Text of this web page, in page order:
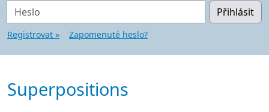
Heslo Přihlásit
Registrovat » Zapomenuté heslo?
Superpositions